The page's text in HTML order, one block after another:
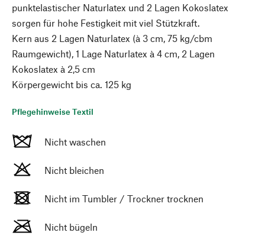
punktelastischer Naturlatex und 2 Lagen Kokoslatex
sorgen für hohe Festigkeit mit viel Stützkraft.
Kern aus 2 Lagen Naturlatex (à 3 cm, 75 kg/cbm
Raumgewicht), 1 Lage Naturlatex à 4 cm, 2 Lagen
Kokoslatex à 2,5 cm
Körpergewicht bis ca. 125 kg
Pflegehinweise Textil
Nicht waschen
Nicht bleichen
Nicht im Tumbler / Trockner trocknen
Nicht bügeln